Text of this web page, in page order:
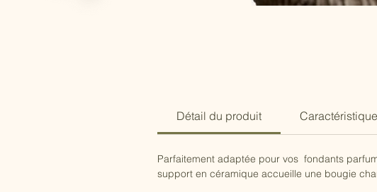
Détail du produit
Parfaitement adaptée pour vos fondants
support en céramique accueille une bougie